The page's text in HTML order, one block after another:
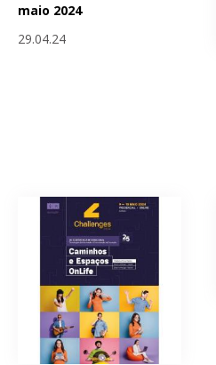
maio 2024
29.04.24